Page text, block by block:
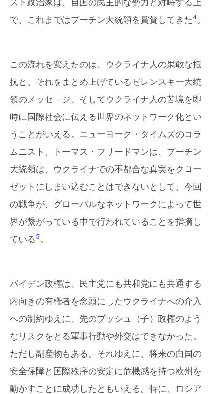
スト政治家は、自国の民主的な勢力と対峙する上
で、これまではプーチン大統領を賞賛してきた4。
この流れを変えたのは、ウクライナ人の果敢な抵
抗と、それをまとめ上げているゼレンスキー大統
領のメッセージ、そしてウクライナ人の苦境を即
時に国際社会に伝える世界のネットワーク化とい
うことがいえる。ニューヨーク・タイムズのコラ
ムニスト、トーマス・フリードマンは、プーチン
大統領は、ウクライナでの不都合な真実をクロー
ゼットにしまい込むことはできないとして、今回
の戦争が、グローバルなネットワークによって世
界が繋がっている中で行われていることを指摘し
ている5。
バイデン政権は、民主党にも共和党にも共通する
内向きの有権者を念頭にしたウクライナへの介入
への制約ゆえに、先のブッシュ（子）政権のよう
なリスクをとる軍事行動や外交はできなかった。
ただし副産物もある。それゆえに、将来の自国の
安全保障と国際秩序の安定に危機感を持つ欧州を
動かすことに成功したともいえる。特に、ロシア